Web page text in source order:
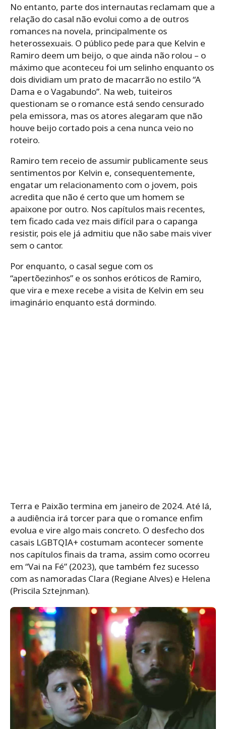
No entanto, parte dos internautas reclamam que a
relação do casal não evolui como a de outros
romances na novela, principalmente os
heterossexuais. O público pede para que Kelvin e
Ramiro deem um beijo, o que ainda não rolou – o
máximo que aconteceu foi um selinho enquanto os
dois dividiam um prato de macarrão no estilo “A
Dama e o Vagabundo”. Na web, tuiteiros
questionam se o romance está sendo censurado
pela emissora, mas os atores alegaram que não
houve beijo cortado pois a cena nunca veio no
roteiro.
Ramiro tem receio de assumir publicamente seus
sentimentos por Kelvin e, consequentemente,
engatar um relacionamento com o jovem, pois
acredita que não é certo que um homem se
apaixone por outro. Nos capítulos mais recentes,
tem ficado cada vez mais difícil para o capanga
resistir, pois ele já admitiu que não sabe mais viver
sem o cantor.
Por enquanto, o casal segue com os
“apertõezinhos” e os sonhos eróticos de Ramiro,
que vira e mexe recebe a visita de Kelvin em seu
imaginário enquanto está dormindo.
Terra e Paixão termina em janeiro de 2024. Até lá,
a audiência irá torcer para que o romance enfim
evolua e vire algo mais concreto. O desfecho dos
casais LGBTQIA+ costumam acontecer somente
nos capítulos finais da trama, assim como ocorreu
em “Vai na Fé” (2023), que também fez sucesso
com as namoradas Clara (Regiane Alves) e Helena
(Priscila Sztejnman).